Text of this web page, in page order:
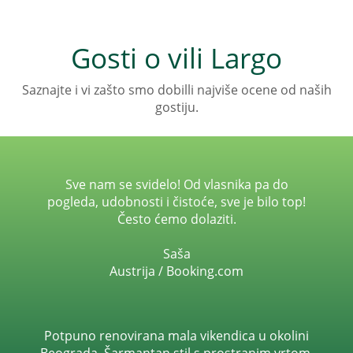
Gosti o vili Largo
Saznajte i vi zašto smo dobilli najviše ocene od naših
gostiju.
Sve nam se svidelo! Od vlasnika pa do
pogleda, udobnosti i čistoće, sve je bilo top!
Često ćemo dolaziti.
Saša
Austrija / Booking.com
Potpuno renovirana mala vikendica u okolini